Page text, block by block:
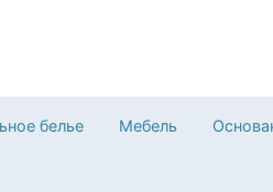
белье Мебель